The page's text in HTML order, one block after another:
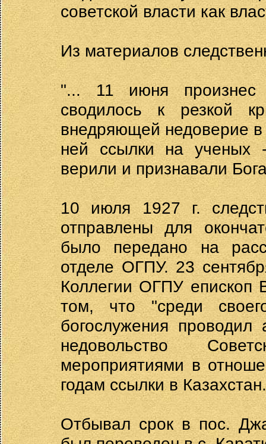
советской власти как
Из материалов
"... 11 июня произнес
сводилось к резкой
внедряющей недоверие
ней ссылки на ученых
верили и признавали
10 июля 1927 г.
отправлены для
было передано на
отделе ОГПУ. 23
Коллегии ОГПУ епископ
том, что "среди
богослужения проводил
недовольство
мероприятиями в
годам ссылки в Казахстан.
Отбывал срок в пос.